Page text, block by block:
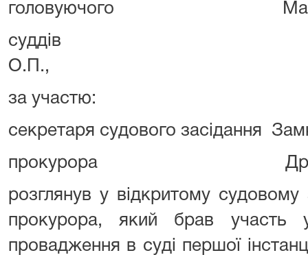
головуючого
суддів Мазура
О.П.,
за участю:
секретаря судового засідання
прокурора
розглянув у відкритому судовому
прокурора, який брав участь у
провадження в суді першої